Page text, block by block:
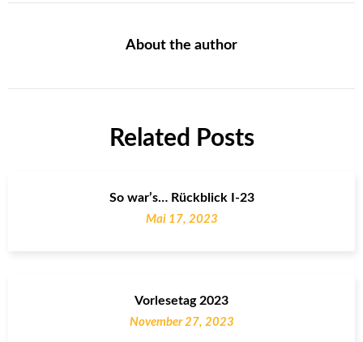
About the author
Related Posts
So war’s… Rückblick I-23
Mai 17, 2023
Vorlesetag 2023
November 27, 2023